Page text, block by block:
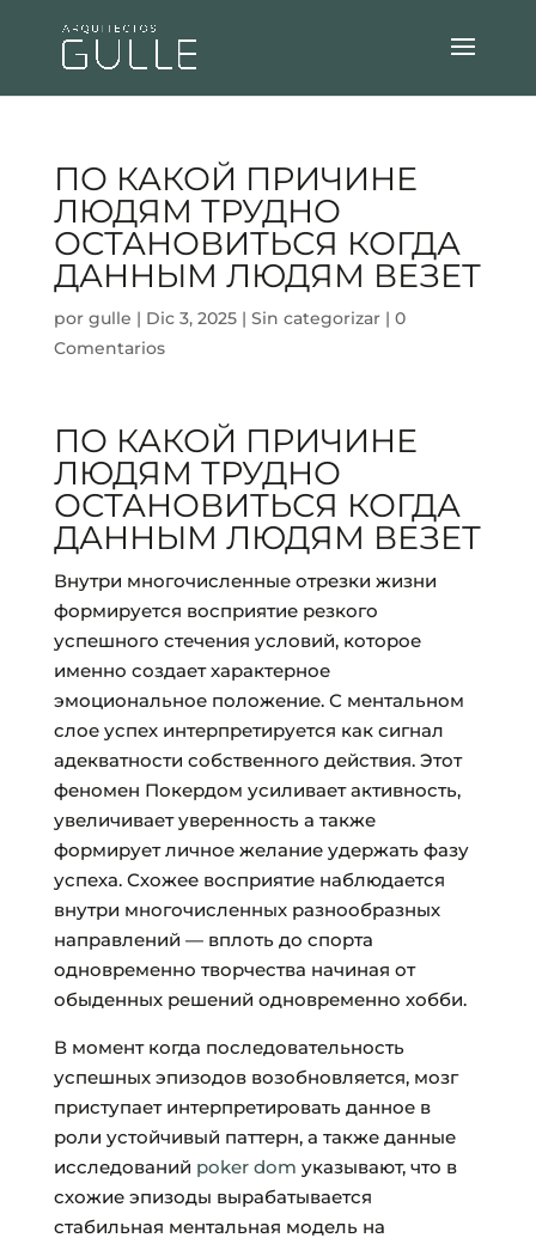
ПО КАКОЙ ПРИЧИНЕ
ЛЮДЯМ ТРУДНО
ОСТАНОВИТЬСЯ КОГДА
ДАННЫМ ЛЮДЯМ ВЕЗЕТ
por gulle | Dic 3, 2025| Sin categorizar| 0
Comentarios
ПО КАКОЙ ПРИЧИНЕ
ЛЮДЯМ ТРУДНО
ОСТАНОВИТЬСЯ КОГДА
ДАННЫМ ЛЮДЯМ ВЕЗЕТ
Внутри многочисленные отрезки жизни
формируется восприятие резкого
успешного стечения условий, которое
именно создает характерное
эмоциональное положение. С ментальном
слое успех интерпретируется как сигнал
адекватности собственного действия. Этот
феномен Покердом усиливает активность,
увеличивает уверенность а также
формирует личное желание удержать фазу
успеха. Схожее восприятие наблюдается
внутри многочисленных разнообразных
направлений — вплоть до спорта
одновременно творчества начиная от
обыденных решений одновременно хобби.
В момент когда последовательность
успешных эпизодов возобновляется, мозг
приступает интерпретировать данное в
роли устойчивый паттерн, а также данные
исследований poker dom указывают, что в
схожие эпизоды вырабатывается
стабильная ментальная модель на